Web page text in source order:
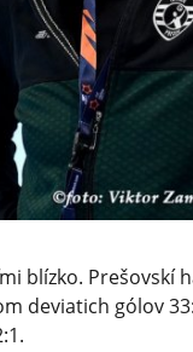
blízko. Prešovskí
deviatich gólov